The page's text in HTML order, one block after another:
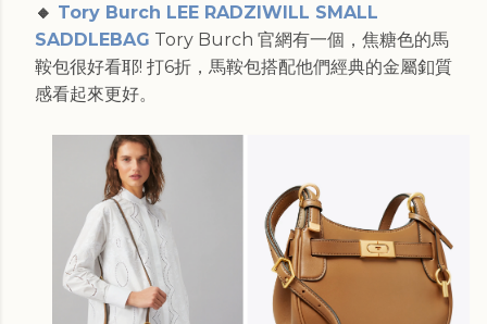
🔸 Tory Burch LEE RADZIWILL SMALL
SADDLEBAG Tory Burch 官網有一個，焦糖色的馬
鞍包很好看耶! 打6折，馬鞍包搭配他們經典的金屬釦質
感看起來更好。